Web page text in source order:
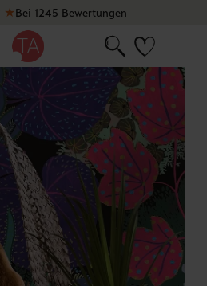
★Bei 1245 Bewertungen